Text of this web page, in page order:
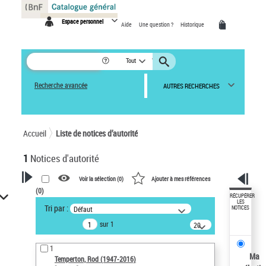
Espace personnel Aide Une question ? Historique
Tout
Recherche avancée AUTRES RECHERCHES
Accueil Liste de notices d’autorité
1 Notices d'autorité
VOTRE RECHERCHE
Recherche avancée dans les
notices d’autorité
Œuvres liées à l'auteur :
Temperton, Rod (1947-2016)
Voir la sélection (0) Ajouter à mes références
(0)
Tri par : Défaut
sur 1
20
résultats/page
1
Temperton, Rod (1947-2016)
RÉCUPÉRER
LES
NOTICES
Ma
Panneau de gestion des cookies